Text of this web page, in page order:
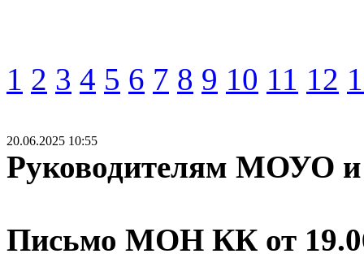
1 2 3 4 5 6 7 8 9 10 11 12
20.06.2025 10:55
Руководителям МОУО
Письмо МОН КК от